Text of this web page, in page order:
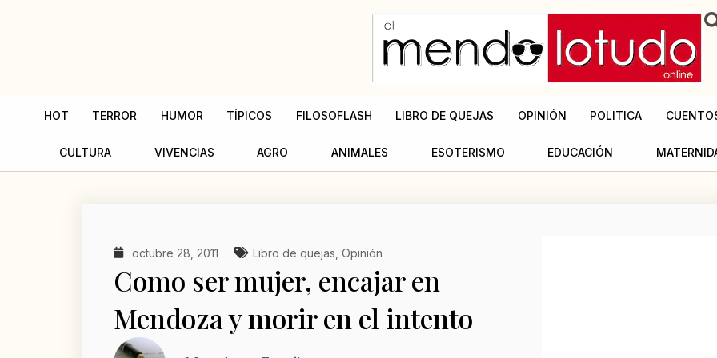
HOT TERROR HUMOR TÍPICOS FILOSOFLASH LIBRO DE QUEJAS OPINIÓN POLITICA
CULTURA VIVENCIAS AGRO ANIMALES ESOTERISMO EDUCACIÓN
octubre 28, 2011 Libro de quejas Opinión
Como ser mujer, encajar en
Mendoza y morir en el intento